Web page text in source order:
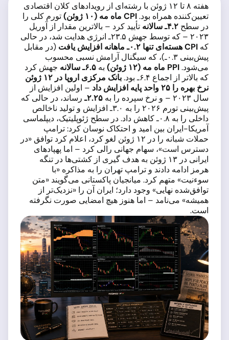
هفته ۸ تا ۱۲ ژوئن با رشته‌ای از رویدادهای کلان اقتصادی
تعیین‌کننده همراه بود.CPI ماه مه (۱۰ ژوئن)
تورم کلی را
در سطح ۴.۲ـ سالانه
تأیید کرد – بالاترین مقدار از آوریل
۲۰۲۳ – که توسط جهش ۲۳.۵ـ انرژی هدایت شد، در حالی
که CPI هسته‌ای تنها ۰.۲ـ ماهانه افزایش یافت
(در مقابل
پیش‌بینی ۰.۳ـ)، که سیگنال آرامش نسبی محسوب
می‌شود.PPI ماه مه (۱۲ ژوئن) به ۶.۵ـ سالانه
جهش کرد
که بالاتر از اجماع ۶.۴ـ بود.
بانک مرکزی اروپا در ۱۲ ژوئن
نرخ بهره را ۲۵ واحد پایه افزایش داد
– اولین افزایش از
سال ۲۰۲۳ – و نرخ سپرده را به
۲.۲۵ـ رساند، در حالی که
پیش‌بینی تورم ۲۰۲۶ را به ۳.۰ـ افزایش و تولید ناخالص
داخلی را به ۰.۸ـ کاهش داد. در سطح ژئوپلیتیک، دیپلماسی
آمریکا-ایران بین امید و احتکاک نوسان کرد: ترامپ
حملات شبانه را در ۱۲ ژوئن لغو کرد، اعلام کرد توافق «در
دسترس است»، سهام جهانی رالی کرد – اما پهپادهای
ایرانی در ۱۳ ژوئن به هدف گیری از کشتی‌ها در تنگه
هرمز ادامه دادند و ترامپ تهران را به مذاکره «با
سوءنیت» متهم کرد. میانجیان پاکستانی می‌گویند «متن
توافق‌شده نهایی» وجود دارد؛ ایران آن را «نزدیک‌تر از
همیشه» می‌نامد – اما هنوز هیچ امضایی صورت نگرفته
است.